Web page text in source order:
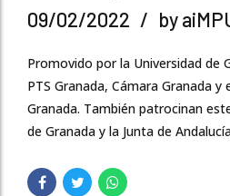
09/02/2022 by
Promovido por la Universidad de
PTS Granada, Cámara Granada
Granada. También patrocinan
de Granada y la Junta de